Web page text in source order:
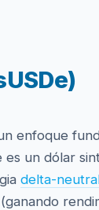
enfoque
es un dólar
delta-